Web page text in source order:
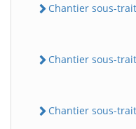
Chantier sous-
Chantier sous-
Chantier sous-